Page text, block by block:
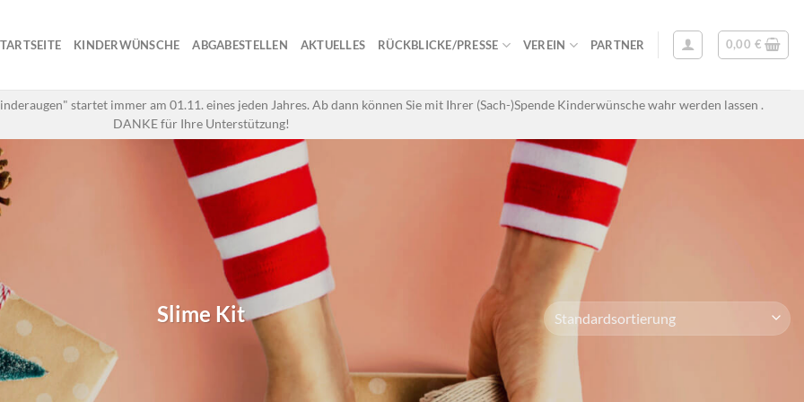
KINDERWÜNSCHE ABGABESTELLEN AKTUELLES RÜCKBLICKE/PRESSE VEREIN PARTNER 0,00 €
startet immer am 01.11. eines jeden Jahres. Ab dann können Sie mit Ihrer (Sach-)Spende Kinderwünsche wahr werden lassen .
DANKE für Ihre Unterstützung!
Slime Kit